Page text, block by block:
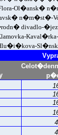
Ol�ansk�
n�m�st�-
divadlo-
4
4